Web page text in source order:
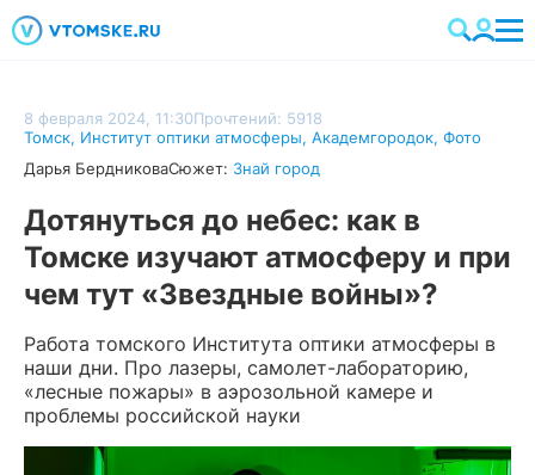
8 февраля 2024, 11:30Прочтений: 5918
Томск, Институт оптики атмосферы, Академгородок, Фото
Дарья БердниковаСюжет: Знай город
Дотянуться до небес: как в
Томске изучают атмосферу и при
чем тут «Звездные войны»?
Работа томского Института оптики атмосферы в
наши дни. Про лазеры, самолет-лабораторию,
«лесные пожары» в аэрозольной камере и
проблемы российской науки